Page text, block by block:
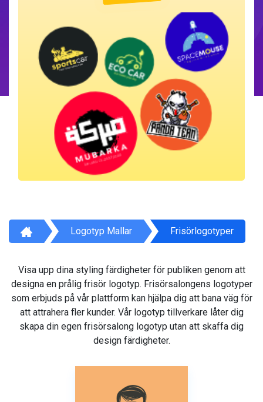
Logotyp Mallar Frisörlogotyper
Visa upp dina styling färdigheter för publiken genom att
designa en prålig frisör logotyp. Frisörsalongens logotyper
som erbjuds på vår plattform kan hjälpa dig att bana väg för
att attrahera fler kunder. Vår logotyp tillverkare låter dig
skapa din egen frisörsalong logotyp utan att skaffa dig
design färdigheter.